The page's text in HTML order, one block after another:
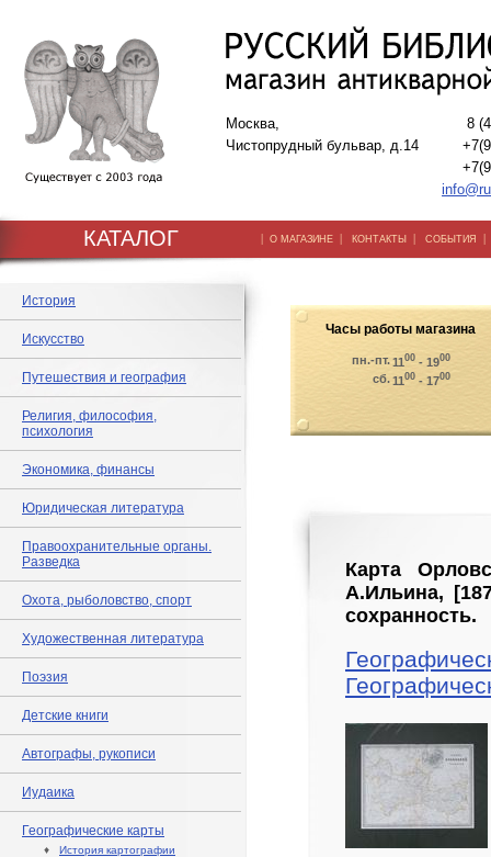
Москва,
Чистопрудный бульвар, д.14
8
КАТАЛОГ | О МАГАЗИНЕ | КОНТАКТЫ | СОБЫТИЯ
История
Искусство
Путешествия и география
Религия, философия,
психология
Экономика, финансы
Юридическая литература
Правоохранительные органы.
Разведка
Охота, рыболовство, спорт
Художественная литература
Поэзия
Детские книги
Автографы, рукописи
Иудаика
Географические карты
♦ История картографии
Часы работы магазина
пн.-пт.1100 - 1900
сб.1100 - 1700
Карта
А.Ильина,
сохранность.